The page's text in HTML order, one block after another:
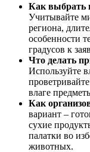
Как выбрать
Учитывайте
региона,
особенности
градусов к
Что делать
Используйте
влаге
Как
вариант –
сухие
палатки во
животных.